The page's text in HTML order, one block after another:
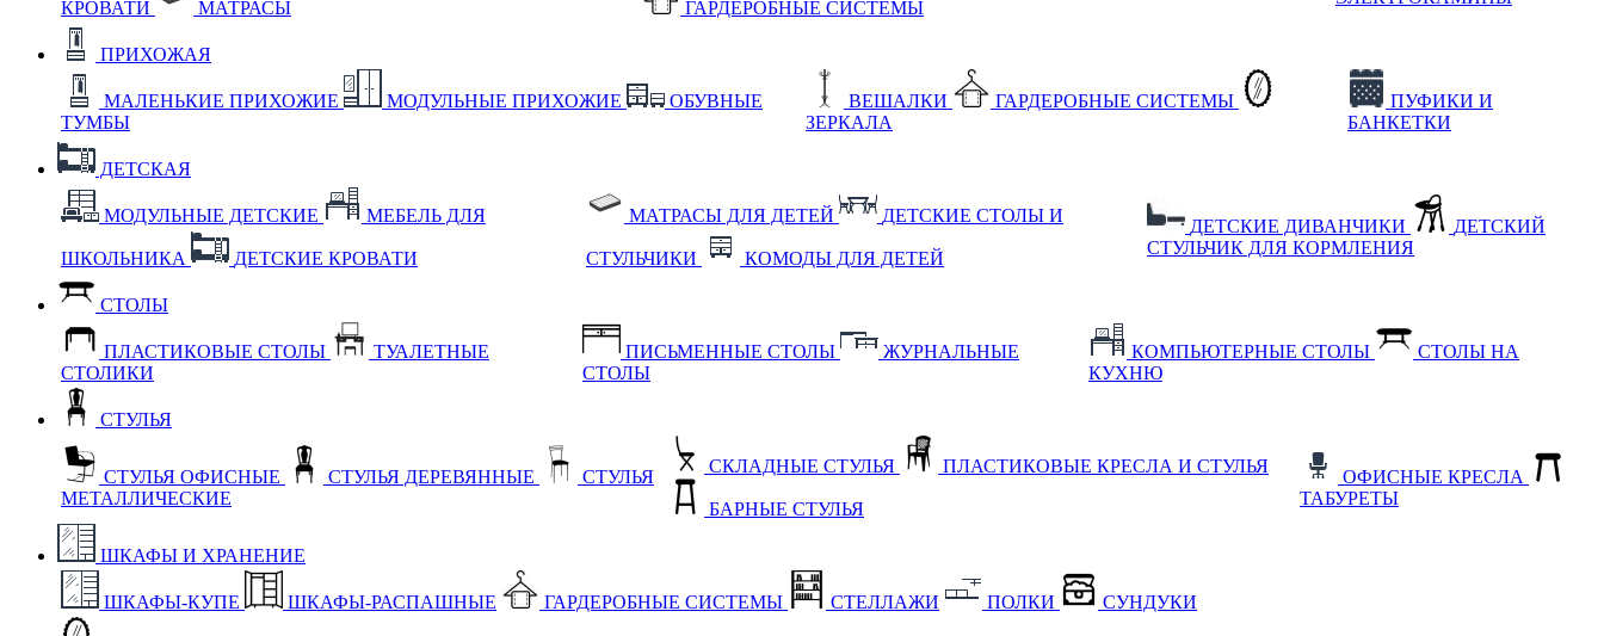
КРОВАТИ МАТРАСЫ ГАРДЕРОБНЫЕ СИСТЕМЫ
ПРИХОЖАЯ
МАЛЕНЬКИЕ ПРИХОЖИЕ МОДУЛЬНЫЕ ПРИХОЖИЕ
ОБУВНЫЕ
ТУМБЫ
ВЕШАЛКИ
ГАРДЕРОБНЫЕ СИСТЕМЫ
ЗЕРКАЛА
ПУФИКИ И
БАНКЕТКИ
ДЕТСКАЯ
МОДУЛЬНЫЕ ДЕТСКИЕ МЕБЕЛЬ ДЛЯ
ШКОЛЬНИКА ДЕТСКИЕ КРОВАТИ
МАТРАСЫ ДЛЯ ДЕТЕЙ ДЕТСКИЕ СТОЛЫ И
СТУЛЬЧИКИ КОМОДЫ ДЛЯ ДЕТЕЙ
ДЕТСКИЕ ДИВАНЧИКИ
ДЕТСКИЙ
СТУЛЬЧИК ДЛЯ КОРМЛЕНИЯ
СТОЛЫ
ПЛАСТИКОВЫЕ СТОЛЫ
ТУАЛЕТНЫЕ
СТОЛИКИ
ПИСЬМЕННЫЕ СТОЛЫ
ЖУРНАЛЬНЫЕ
СТОЛЫ
КОМПЬЮТЕРНЫЕ СТОЛЫ
СТОЛЫ НА
КУХНЮ
СТУЛЬЯ
СТУЛЬЯ ОФИСНЫЕ СТУЛЬЯ ДЕРЕВЯННЫЕ
СТУЛЬЯ
МЕТАЛЛИЧЕСКИЕ
СКЛАДНЫЕ СТУЛЬЯ ПЛАСТИКОВЫЕ КРЕСЛА И СТУЛЬЯ
БАРНЫЕ СТУЛЬЯ
ОФИСНЫЕ КРЕСЛА
ТАБУРЕТЫ
ШКАФЫ И ХРАНЕНИЕ
ШКАФЫ-КУПЕ ШКАФЫ-РАСПАШНЫЕ ГАРДЕРОБНЫЕ СИСТЕМЫ СТЕЛЛАЖИ ПОЛКИ СУНДУКИ